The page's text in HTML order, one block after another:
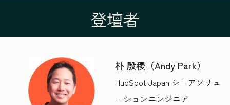
登壇者
朴 殷稷（Andy Park）
HubSpot Japan シニアソリュ
ーションエンジニア